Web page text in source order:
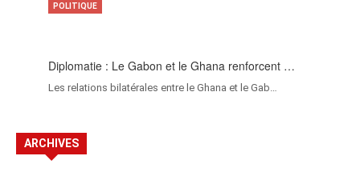
Diplomatie : Le Gabon et le Ghana renforcent …
Les relations bilatérales entre le Ghana et le Gab…
POLITIQUE
ARCHIVES